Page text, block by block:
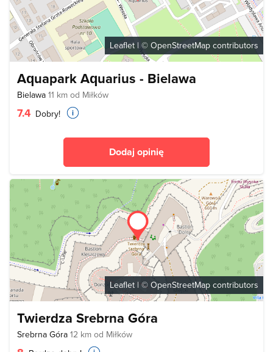
Leaflet | © OpenStreetMap contributors
Aquapark Aquarius - Bielawa
Bielawa 11 km od Miłków
7.4 Dobry!
Dodaj opinię
Leaflet | © OpenStreetMap contributors
Twierdza Srebrna Góra
Srebrna Góra 12 km od Miłków